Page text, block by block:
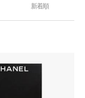
新着順